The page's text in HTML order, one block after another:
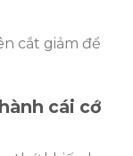
cắt giảm để
cái cớ